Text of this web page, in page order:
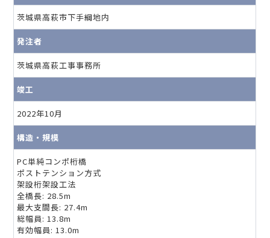
茨城県高萩市下手綱地内
発注者
茨城県高萩工事事務所
竣工
2022年10月
構造・規模
PC単純コンポ桁橋
ポストテンション方式
架設桁架設工法
全橋長: 28.5m
最大支間長: 27.4m
総幅員: 13.8m
有効幅員: 13.0m